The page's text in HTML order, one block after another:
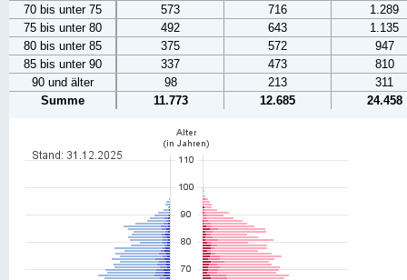
70 bis unter 75
573 716
1.289
75 bis unter 80
492 643
1.135
80 bis unter 85
375 572
947
85 bis unter 90
337 473
810
90 und älter
98 213
311
Summe
11.773 12.685 24.458